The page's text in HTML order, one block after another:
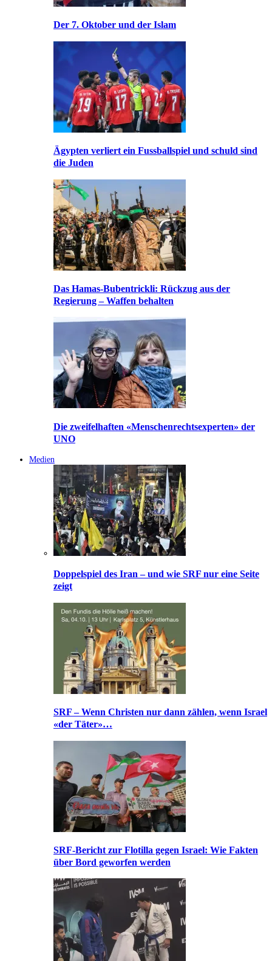
Der 7. Oktober und der Islam
Ägypten verliert ein Fussballspiel und schuld sind
die Juden
Das Hamas-Bubentrickli: Rückzug aus der
Regierung – Waffen behalten
Die zweifelhaften «Menschenrechtsexperten» der
UNO
Medien
Doppelspiel des Iran – und wie SRF nur eine Seite
zeigt
SRF – Wenn Christen nur dann zählen, wenn Israel
«der Täter»…
SRF-Bericht zur Flotilla gegen Israel: Wie Fakten
über Bord geworfen werden